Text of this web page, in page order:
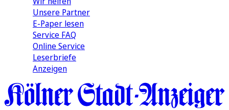
Unsere Partner
E-Paper lesen
Service FAQ
Online Service
Leserbriefe
Anzeigen